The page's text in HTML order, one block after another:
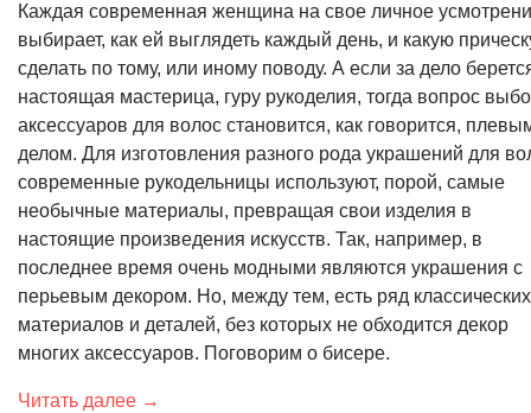
Каждая современная женщина на свое личное
выбирает, как ей выглядеть каждый день, и какую
сделать по тому, или иному поводу. А если за дело
настоящая мастерица, гуру рукоделия, тогда вопрос
аксессуаров для волос становится, как говорится,
делом. Для изготовления разного рода украшений для
современные рукодельницы используют, порой, самые
необычные материалы, превращая свои изделия в
настоящие произведения искусств. Так, например, в
последнее время очень модными являются украшения с
перьевым декором. Но, между тем, есть ряд классических
материалов и деталей, без которых не обходится декор
многих аксессуаров. Поговорим о бисере.
Читать далее →